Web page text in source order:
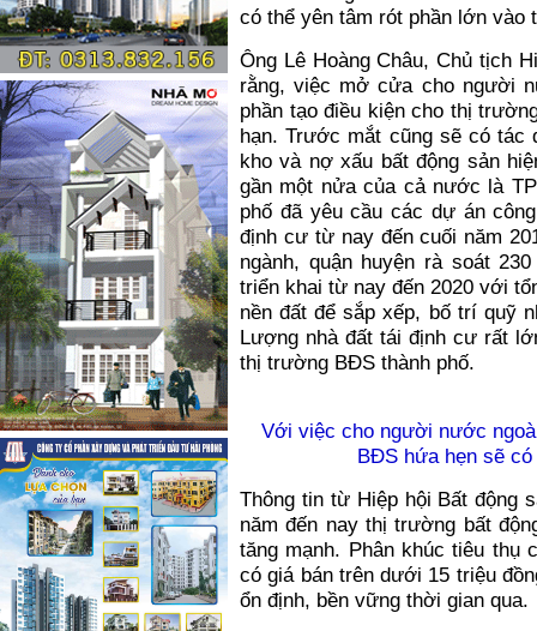
có thể yên tâm rót phần lớn vào
Ông Lê Hoàng Châu, Chủ tịch
rằng, việc mở cửa cho người
phần tạo điều kiện cho thị
hạn. Trước mắt cũng sẽ có tác
kho và nợ xấu bất động sản
gần một nửa của cả nước là
phố đã yêu cầu các dự án
định cư từ nay đến cuối năm
ngành, quận huyện rà soát
triển khai từ nay đến 2020 với
nền đất để sắp xếp, bố trí quỹ
Lượng nhà đất tái định cư rất
thị trường BĐS thành phố.
Với việc cho người nước
BĐS hứa hẹn sẽ
Thông tin từ Hiệp hội Bất động
năm đến nay thị trường bất
tăng mạnh. Phân khúc tiêu thụ
có giá bán trên dưới 15 triệu
ổn định, bền vững thời gian qua.